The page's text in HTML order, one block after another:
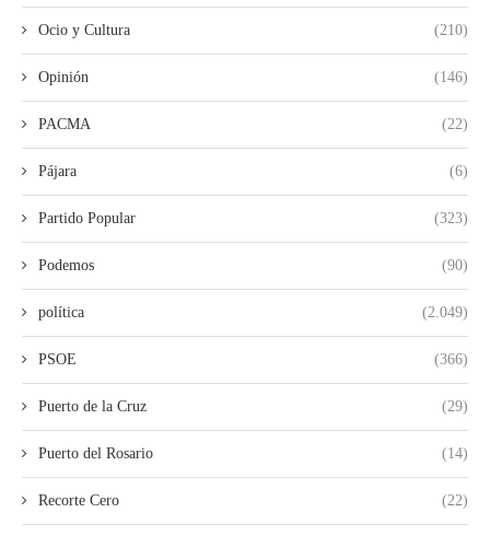
Ocio y Cultura (210)
Opinión (146)
PACMA (22)
Pájara (6)
Partido Popular (323)
Podemos (90)
política (2.049)
PSOE (366)
Puerto de la Cruz (29)
Puerto del Rosario (14)
Recorte Cero (22)